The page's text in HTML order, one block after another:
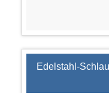
Edelstahl-